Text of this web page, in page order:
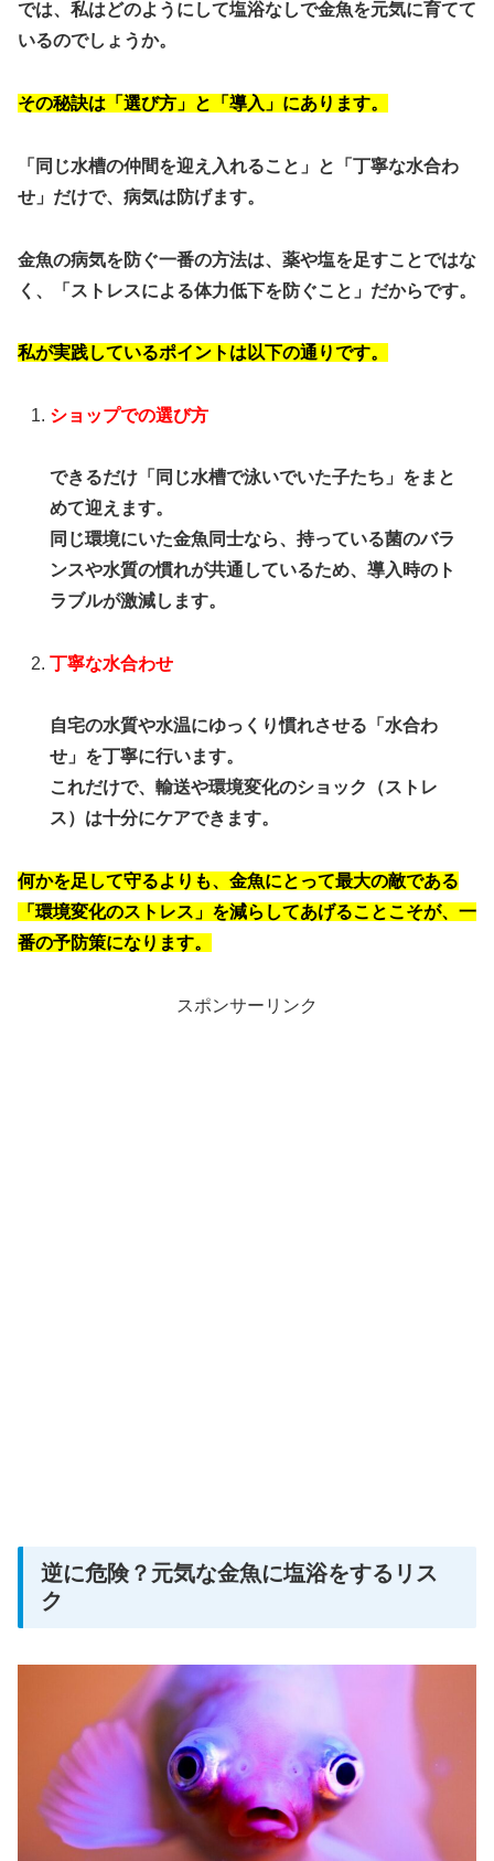
では、私はどのようにして塩浴なしで金魚を元気に育てて
いるのでしょうか。
その秘訣は「選び方」と「導入」にあります。
「同じ水槽の仲間を迎え入れること」と「丁寧な水合わ
せ」だけで、病気は防げます。
金魚の病気を防ぐ一番の方法は、薬や塩を足すことではな
く、「ストレスによる体力低下を防ぐこと」だからです。
私が実践しているポイントは以下の通りです。
ショップでの選び方
できるだけ「同じ水槽で泳いでいた子たち」をまと
めて迎えます。
同じ環境にいた金魚同士なら、持っている菌のバラ
ンスや水質の慣れが共通しているため、導入時のト
ラブルが激減します。
丁寧な水合わせ
自宅の水質や水温にゆっくり慣れさせる「水合わ
せ」を丁寧に行います。
これだけで、輸送や環境変化のショック（ストレ
ス）は十分にケアできます。
何かを足して守るよりも、金魚にとって最大の敵である
「環境変化のストレス」を減らしてあげることこそが、一
番の予防策になります。
スポンサーリンク
逆に危険？元気な金魚に塩浴をするリス
ク